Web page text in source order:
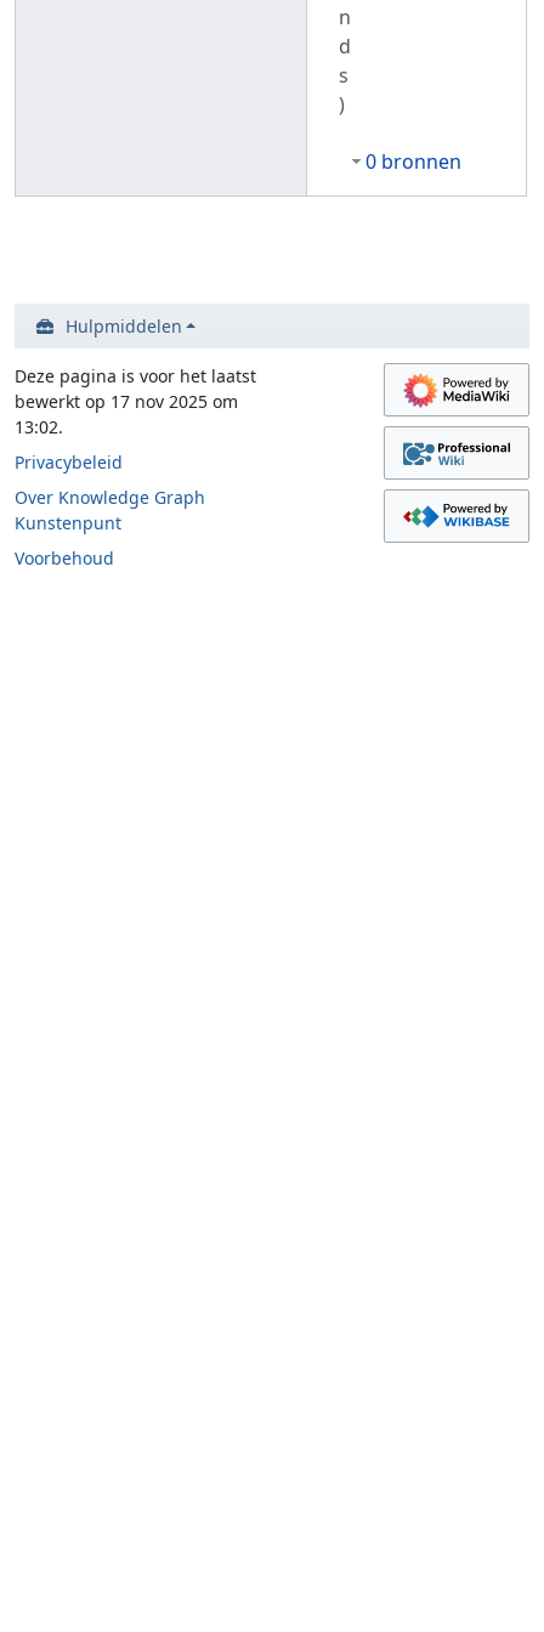
n
d
s
)
0 bronnen
Hulpmiddelen
Deze pagina is voor het laatst
bewerkt op 17 nov 2025 om
13:02.
Privacybeleid
Over Knowledge Graph
Kunstenpunt
Voorbehoud